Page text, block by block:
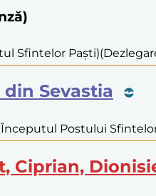
Sfintelor Paști)
din Sevastia
Postului
Ciprian,